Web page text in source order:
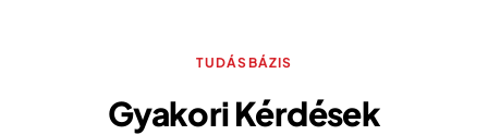
TUDÁSBÁZIS
Gyakori Kérdések